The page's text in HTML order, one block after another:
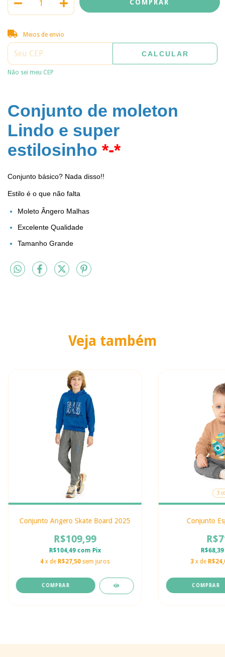
Entregas para o CEP:
Meios de envio
CALCULAR
Não sei meu CEP
Conjunto de moleton
Lindo e super
estilosinho *-*
Conjunto básico? Nada disso!!
Estilo é o que não falta
Moleto Ângero Malhas
Excelente Qualidade
Tamanho Grande
Veja também
Conjunto Angero Skate Board 2025
R$109,99
R$104,49 com Pix
4 x de R$27,50 sem juros
COMPRAR
3
Conjunto
R$68,39
3 x de
COMPRAR